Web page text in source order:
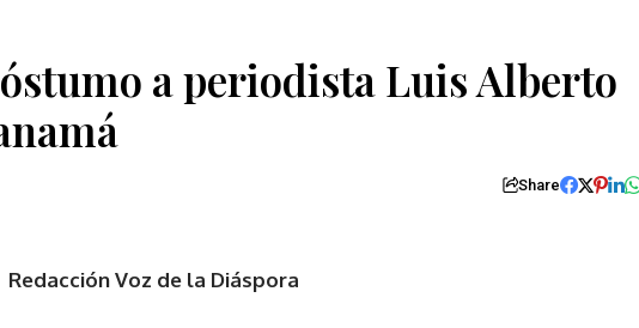
a periodista Luis Alberto
Share
Redacción Voz de la Diáspora